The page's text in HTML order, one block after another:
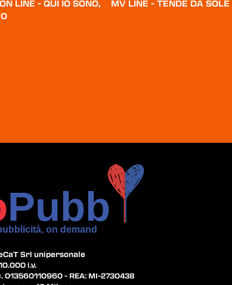
LINE - QUI IO SONO,
MV LINE - TENDE DA SOLE
Srl unipersonale
i.v.
013560110960 - REA: MI-2730438